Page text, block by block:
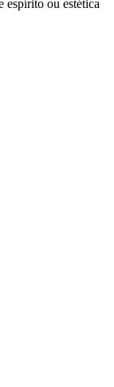
espírito ou estética